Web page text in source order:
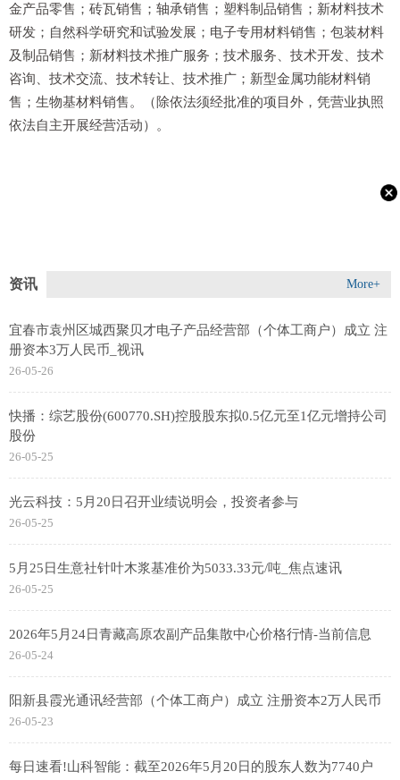
金产品零售；砖瓦销售；轴承销售；塑料制品销售；新材料技术
研发；自然科学研究和试验发展；电子专用材料销售；包装材料
及制品销售；新材料技术推广服务；技术服务、技术开发、技术
咨询、技术交流、技术转让、技术推广；新型金属功能材料销
售；生物基材料销售。（除依法须经批准的项目外，凭营业执照
依法自主开展经营活动）。
资讯 More+
宜春市袁州区城西聚贝才电子产品经营部（个体工商户）成立 注
册资本3万人民币_视讯
26-05-26
快播：综艺股份(600770.SH)控股股东拟0.5亿元至1亿元增持公司
股份
26-05-25
光云科技：5月20日召开业绩说明会，投资者参与
26-05-25
5月25日生意社针叶木浆基准价为5033.33元/吨_焦点速讯
26-05-25
2026年5月24日青藏高原农副产品集散中心价格行情-当前信息
26-05-24
阳新县霞光通讯经营部（个体工商户）成立 注册资本2万人民币
26-05-23
每日速看!山科智能：截至2026年5月20日的股东人数为7740户